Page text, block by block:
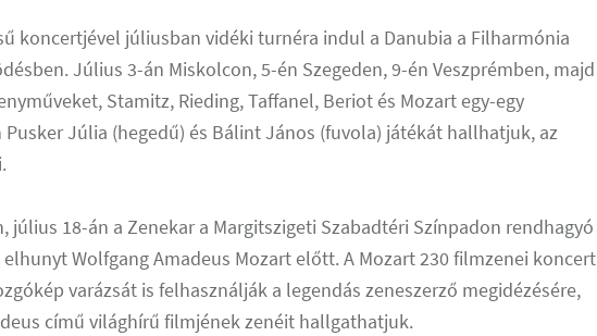
koncertjével júliusban vidéki turnéra indul a Danubia a Filharmónia
Július 3-án Miskolcon, 5-én Szegeden, 9-én Veszprémben, majd
Stamitz, Rieding, Taffanel, Beriot és Mozart egy-egy
Júlia (hegedű) és Bálint János (fuvola) játékát hallhatjuk, az
július 18-án a Zenekar a Margitszigeti Szabadtéri Színpadon rendhagyó
Wolfgang Amadeus Mozart előtt. A Mozart 230 filmzenei koncert
varázsát is felhasználják a legendás zeneszerző megidézésére,
című világhírű filmjének zenéit hallgathatjuk.